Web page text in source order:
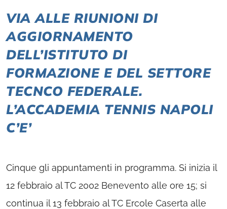
VIA ALLE RIUNIONI DI
AGGIORNAMENTO
DELL’ISTITUTO DI
FORMAZIONE E DEL SETTORE
TECNCO FEDERALE.
L’ACCADEMIA TENNIS NAPOLI
C’E’
Cinque gli appuntamenti in programma. Si inizia il
12 febbraio al TC 2002 Benevento alle ore 15; si
continua il 13 febbraio al TC Ercole Caserta alle